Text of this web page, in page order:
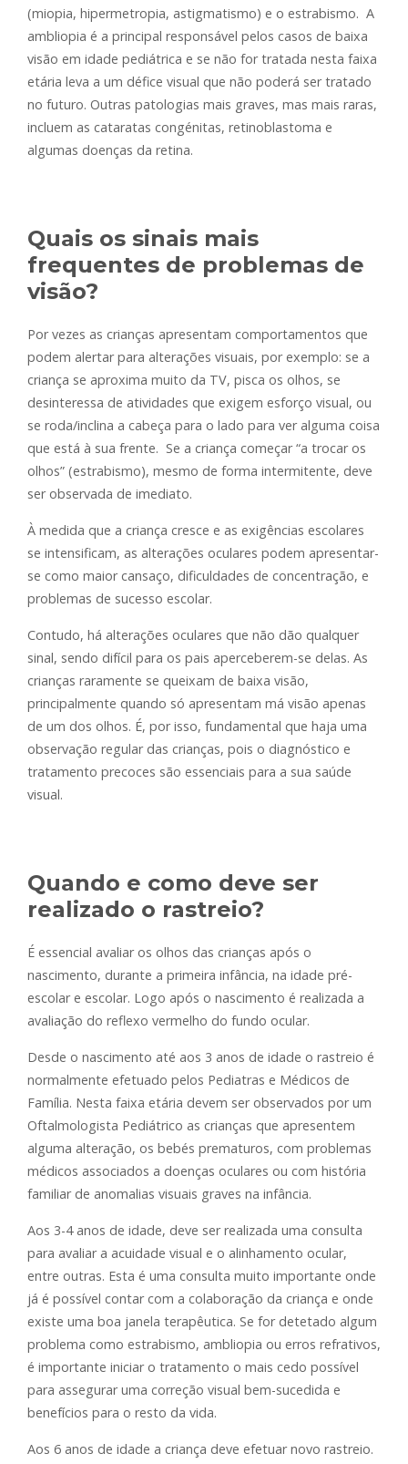
(miopia, hipermetropia, astigmatismo) e o estrabismo. A
ambliopia é a principal responsável pelos casos de baixa
visão em idade pediátrica e se não for tratada nesta faixa
etária leva a um défice visual que não poderá ser tratado
no futuro. Outras patologias mais graves, mas mais raras,
incluem as cataratas congénitas, retinoblastoma e
algumas doenças da retina.
Quais os sinais mais
frequentes de problemas de
visão?
Por vezes as crianças apresentam comportamentos que
podem alertar para alterações visuais, por exemplo: se a
criança se aproxima muito da TV, pisca os olhos, se
desinteressa de atividades que exigem esforço visual, ou
se roda/inclina a cabeça para o lado para ver alguma coisa
que está à sua frente. Se a criança começar “a trocar os
olhos” (estrabismo), mesmo de forma intermitente, deve
ser observada de imediato.
À medida que a criança cresce e as exigências escolares
se intensificam, as alterações oculares podem apresentar-
se como maior cansaço, dificuldades de concentração, e
problemas de sucesso escolar.
Contudo, há alterações oculares que não dão qualquer
sinal, sendo difícil para os pais aperceberem-se delas. As
crianças raramente se queixam de baixa visão,
principalmente quando só apresentam má visão apenas
de um dos olhos. É, por isso, fundamental que haja uma
observação regular das crianças, pois o diagnóstico e
tratamento precoces são essenciais para a sua saúde
visual.
Quando e como deve ser
realizado o rastreio?
É essencial avaliar os olhos das crianças após o
nascimento, durante a primeira infância, na idade pré-
escolar e escolar. Logo após o nascimento é realizada a
avaliação do reflexo vermelho do fundo ocular.
Desde o nascimento até aos 3 anos de idade o rastreio é
normalmente efetuado pelos Pediatras e Médicos de
Família. Nesta faixa etária devem ser observados por um
Oftalmologista Pediátrico as crianças que apresentem
alguma alteração, os bebés prematuros, com problemas
médicos associados a doenças oculares ou com história
familiar de anomalias visuais graves na infância.
Aos 3-4 anos de idade, deve ser realizada uma consulta
para avaliar a acuidade visual e o alinhamento ocular,
entre outras. Esta é uma consulta muito importante onde
já é possível contar com a colaboração da criança e onde
existe uma boa janela terapêutica. Se for detetado algum
problema como estrabismo, ambliopia ou erros refrativos,
é importante iniciar o tratamento o mais cedo possível
para assegurar uma correção visual bem-sucedida e
benefícios para o resto da vida.
Aos 6 anos de idade a criança deve efetuar novo rastreio.